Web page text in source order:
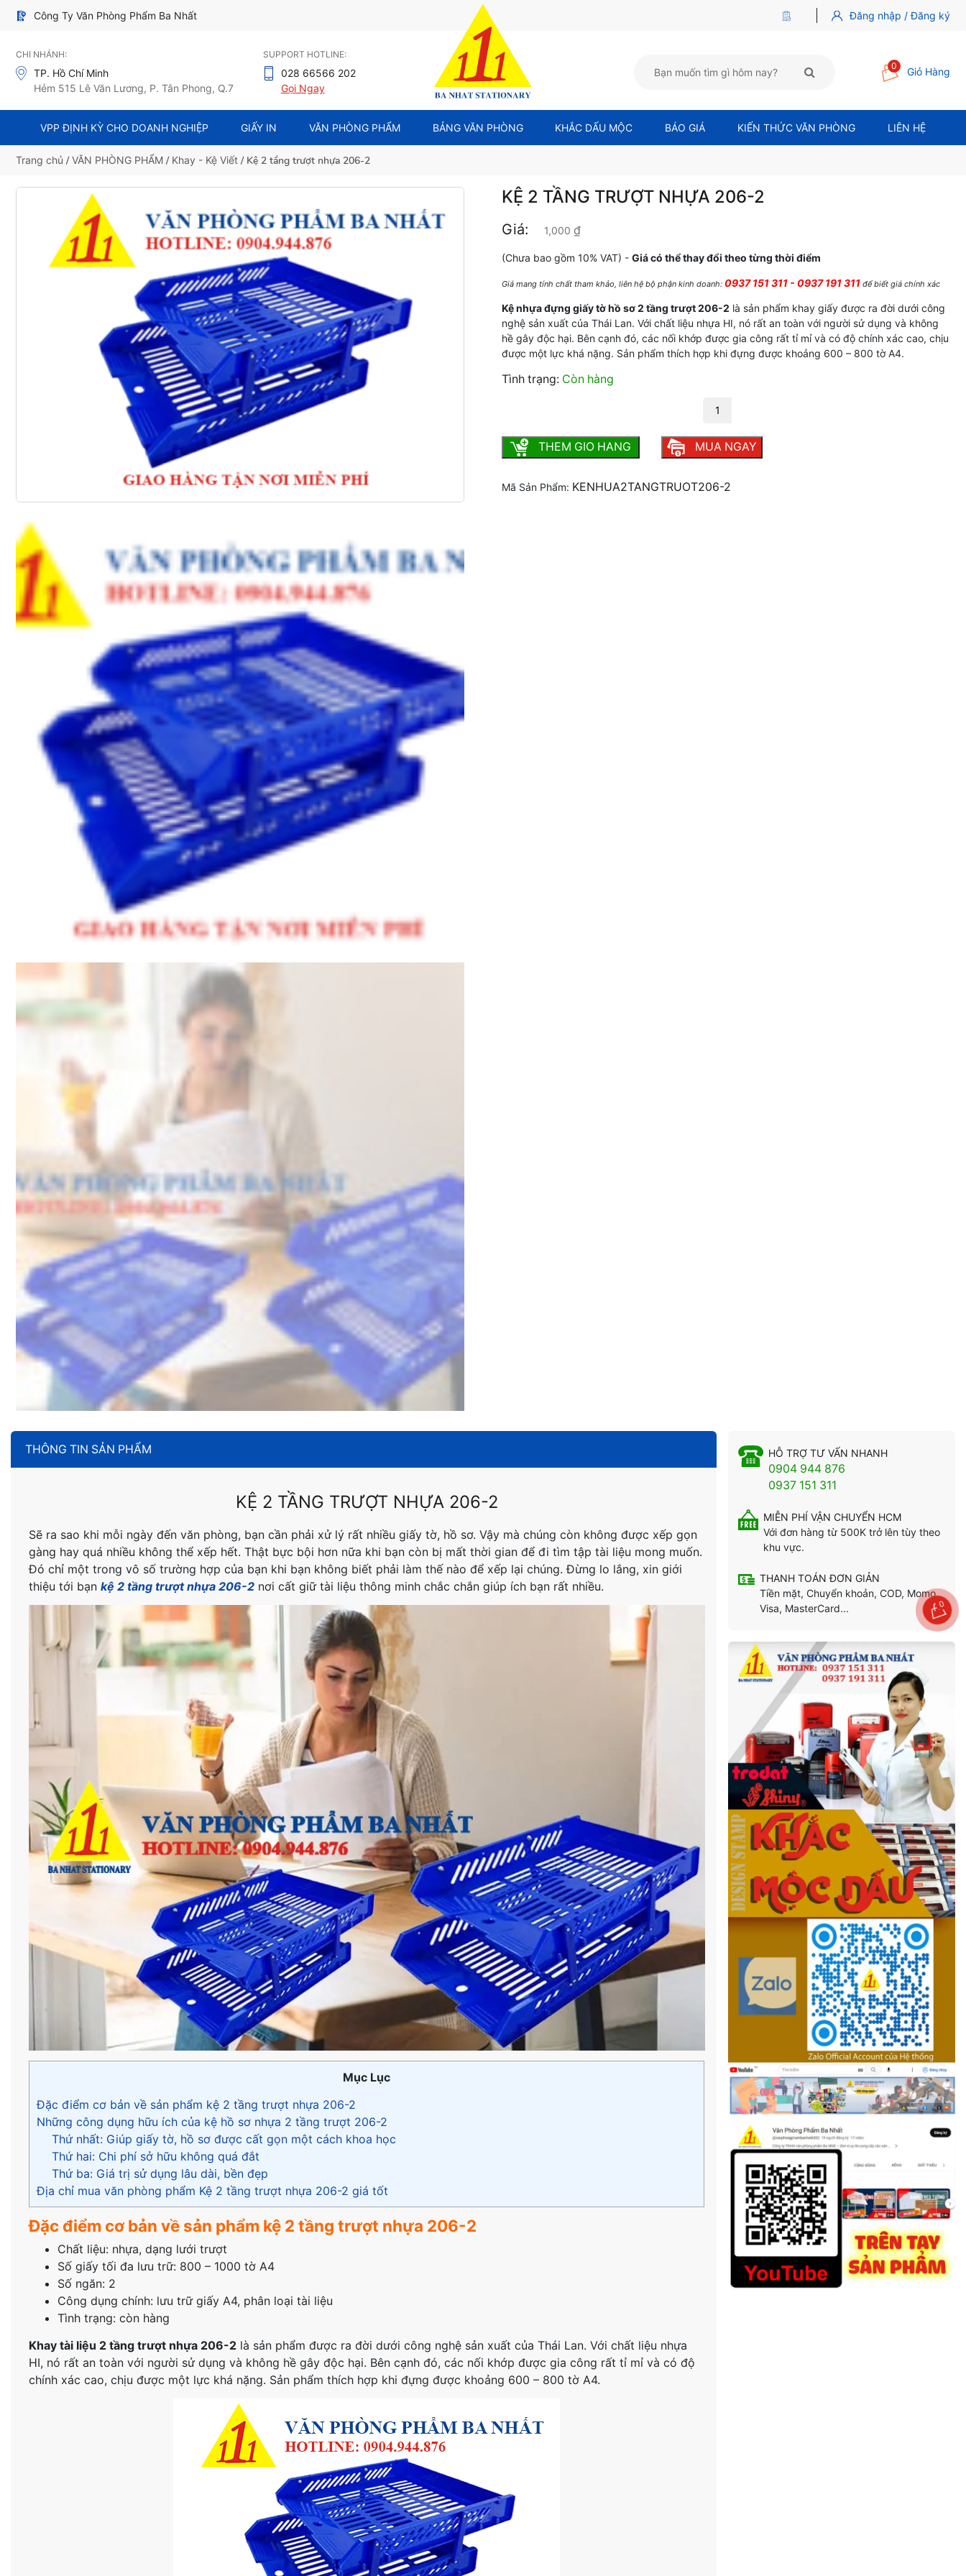
Công Ty Văn Phòng Phẩm Ba Nhất Đăng nhập / Đăng ký
CHI NHÁNH:
TP. Hồ Chí Minh
Hẻm 515 Lê Văn Lương, P. Tân Phong, Q.7
SUPPORT HOTLINE:
028 66566 202
Gọi Ngay
0 Giỏ Hàng
VPP ĐỊNH KỲ CHO DOANH NGHIỆP GIẤY IN VĂN PHÒNG PHẨM BẢNG VĂN PHÒNG KHẮC DẤU MỘC BÁO GIÁ KIẾN THỨC VĂN PHÒNG LIÊN HỆ
Trang chủ /VĂN PHÒNG PHẨM / Khay - Kệ Viết / Kệ 2 tầng trượt nhựa 206-2
KỆ 2 TẦNG TRƯỢT NHỰA 206-2
Giá: 1,000 ₫
(Chưa bao gồm 10% VAT) - Giá có thể thay đổi theo từng thời điểm
Giá mang tính chất tham khảo, liên hệ bộ phận kinh doanh: 0937 151 311 - 0937 191 311 để biết giá chính xác
Kệ nhựa đựng giấy tờ hồ sơ 2 tầng trượt 206-2 là sản phẩm khay giấy được ra đời dưới công
nghệ sản xuất của Thái Lan. Với chất liệu nhựa HI, nó rất an toàn với người sử dụng và không
hề gây độc hại. Bên cạnh đó, các nối khớp được gia công rất tỉ mỉ và có độ chính xác cao, chịu
được một lực khá nặng. Sản phẩm thích hợp khi đựng được khoảng 600 – 800 tờ A4.
Tình trạng: Còn hàng
THEM GIO HANG MUA NGAY
Mã Sản Phẩm: KENHUA2TANGTRUOT206-2
THÔNG TIN SẢN PHẨM
KỆ 2 TẦNG TRƯỢT NHỰA 206-2
Sẽ ra sao khi mỗi ngày đến văn phòng, bạn cần phải xử lý rất nhiều giấy tờ, hồ sơ. Vậy mà chúng còn không được xếp gọn
gàng hay quá nhiều không thể xếp hết. Thật bực bội hơn nữa khi bạn còn bị mất thời gian để đi tìm tập tài liệu mong muốn.
Đó chỉ một trong vô số trường hợp của bạn khi bạn không biết phải làm thế nào để xếp lại chúng. Đừng lo lắng, xin giới
thiệu tới bạn kệ 2 tầng trượt nhựa 206-2nơi cất giữ tài liệu thông minh chắc chắn giúp ích bạn rất nhiều.
Mục Lục
Đặc điểm cơ bản về sản phẩm kệ 2 tầng trượt nhựa 206-2
Những công dụng hữu ích của kệ hồ sơ nhựa 2 tầng trượt 206-2
Thứ nhất: Giúp giấy tờ, hồ sơ được cất gọn một cách khoa học
Thứ hai: Chi phí sở hữu không quá đắt
Thứ ba: Giá trị sử dụng lâu dài, bền đẹp
Địa chỉ mua văn phòng phẩm Kệ 2 tầng trượt nhựa 206-2 giá tốt
Đặc điểm cơ bản về sản phẩm kệ 2 tầng trượt nhựa 206-2
Chất liệu: nhựa, dạng lưới trượt
Số giấy tối đa lưu trữ: 800 – 1000 tờ A4
Số ngăn: 2
Công dụng chính: lưu trữ giấy A4, phân loại tài liệu
Tình trạng: còn hàng
Khay tài liệu 2 tầng trượt nhựa 206-2là sản phẩm được ra đời dưới công nghệ sản xuất của Thái Lan. Với chất liệu nhựa
HI, nó rất an toàn với người sử dụng và không hề gây độc hại. Bên cạnh đó, các nối khớp được gia công rất tỉ mỉ và có độ
chính xác cao, chịu được một lực khá nặng. Sản phẩm thích hợp khi đựng được khoảng 600 – 800 tờ A4.
HỖ TRỢ TƯ VẤN NHANH
0904 944 876
0937 151 311
MIỄN PHÍ VẬN CHUYỂN HCM
Với đơn hàng từ 500K trở lên tùy theo
khu vực.
THANH TOÁN ĐƠN GIẢN
Tiền mặt, Chuyển khoản, COD, Momo,
Visa, MasterCard...
0